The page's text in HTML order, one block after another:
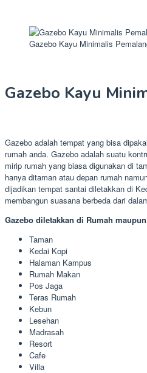
Gazebo Kayu Minimalis
Gazebo Kayu
Gazebo adalah tempat yang bisa
rumah anda. Gazebo adalah suatu
mirip rumah yang biasa digunakan di
hanya ditaman atau depan rumah
dijadikan tempat santai diletakkan di
membangun suasana berbeda dari
Gazebo diletakkan di Rumah
Taman
Kedai Kopi
Halaman Kampus
Rumah Makan
Pos Jaga
Teras Rumah
Kebun
Lesehan
Madrasah
Resort
Cafe
Villa